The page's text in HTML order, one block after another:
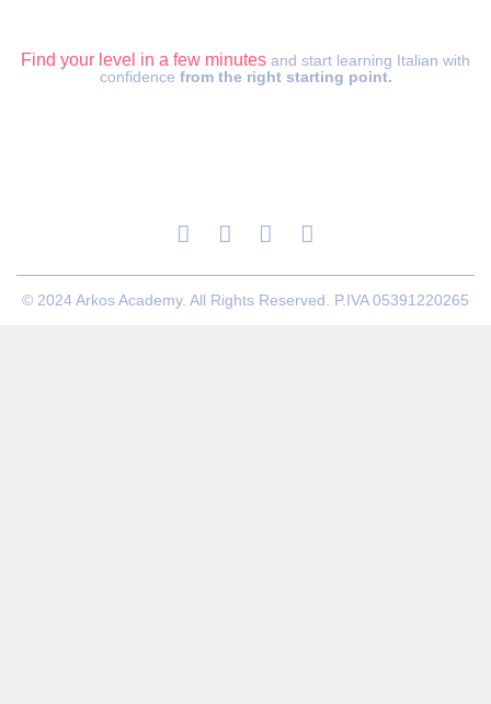
Find your level in a few minutes and start learning Italian with
confidence from the right starting point.
© 2024 Arkos Academy. All Rights Reserved. P.IVA 05391220265